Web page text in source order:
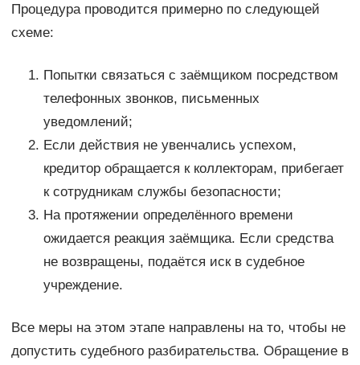
Процедура проводится примерно по следующей
схеме:
Попытки связаться с заёмщиком посредством
телефонных звонков, письменных
уведомлений;
Если действия не увенчались успехом,
кредитор обращается к коллекторам, прибегает
к сотрудникам службы безопасности;
На протяжении определённого времени
ожидается реакция заёмщика. Если средства
не возвращены, подаётся иск в судебное
учреждение.
Все меры на этом этапе направлены на то, чтобы не
допустить судебного разбирательства. Обращение в